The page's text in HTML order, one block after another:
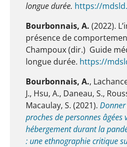
longue durée. https://
Bourbonnais, A. (2022).
présence de
Champoux (dir.) Guide
longue durée. https://
Bourbonnais, A.,
J., Hsu, A., Daneau, S.,
Macaulay, S. (2021).
proches de personnes âgées
hébergement durant la
: une ethnographie critique